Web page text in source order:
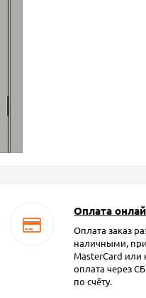
Оплата
Оплата заказ
наличными,
MasterCard или
оплата через
по счёту.